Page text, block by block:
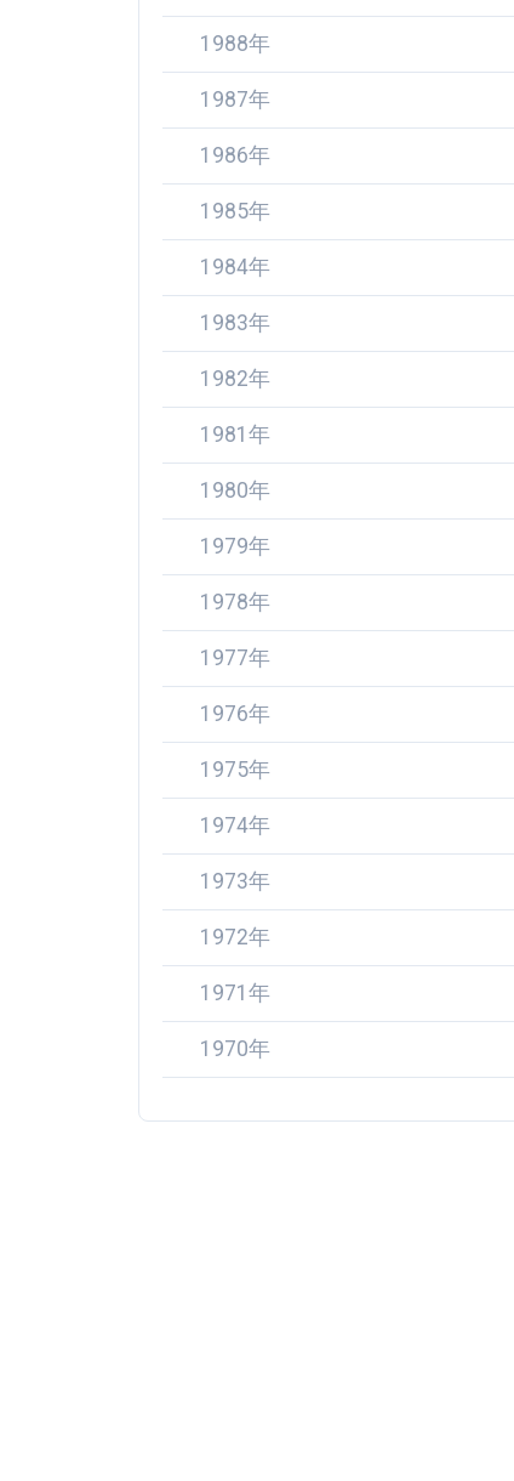
1988年
1987年
1986年
1985年
1984年
1983年
1982年
1981年
1980年
1979年
1978年
1977年
1976年
1975年
1974年
1973年
1972年
1971年
1970年